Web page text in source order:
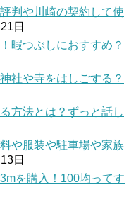
判や川崎の契約して使
日
暇つぶしにおすすめ？
社や寺をはしごする？
方法とは？ずっと話し
や服装や駐車場や家族
日
を購入！100均ってす